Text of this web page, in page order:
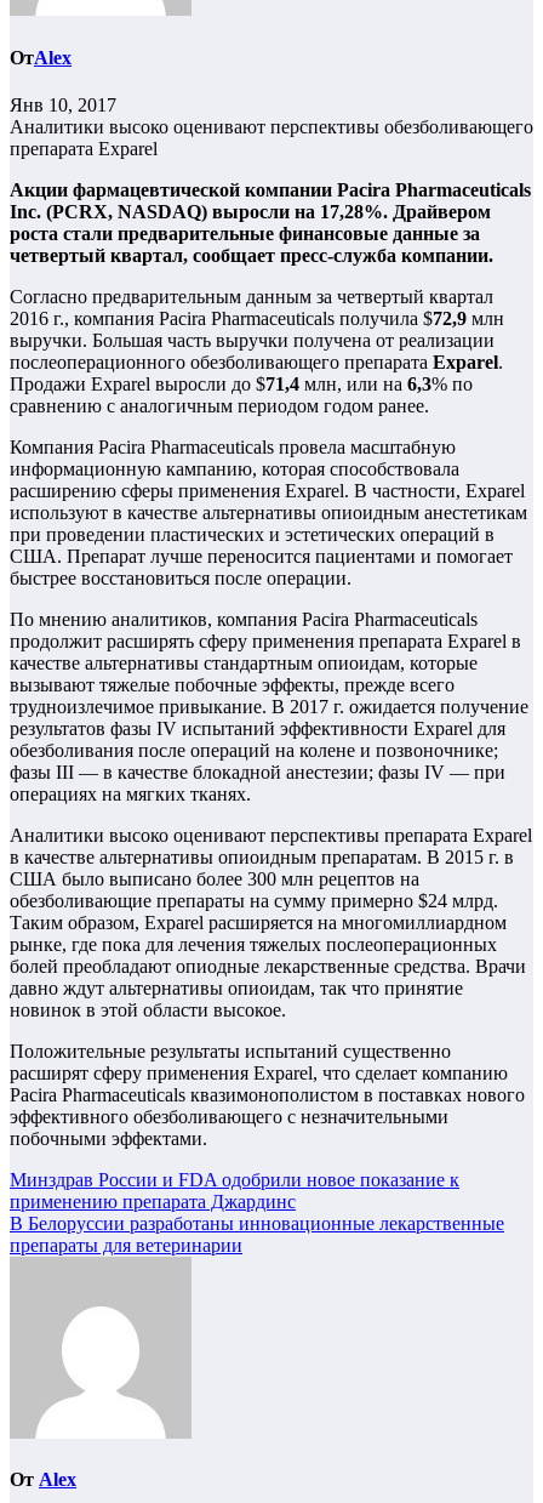
ОтAlex
Янв 10, 2017
Аналитики высоко оценивают перспективы обезболивающего
препарата Exparel
Акции фармацевтической компании Pacira Pharmaceuticals
Inc. (PCRX, NASDAQ) выросли на 17,28%. Драйвером
роста стали предварительные финансовые данные за
четвертый квартал, сообщает пресс-служба компании.
Согласно предварительным данным за четвертый квартал
2016 г., компания Pacira Pharmaceuticals получила $72,9 млн
выручки. Большая часть выручки получена от реализации
послеоперационного обезболивающего препарата Exparel.
Продажи Exparel выросли до $71,4 млн, или на 6,3% по
сравнению с аналогичным периодом годом ранее.
Компания Pacira Pharmaceuticals провела масштабную
информационную кампанию, которая способствовала
расширению сферы применения Exparel. В частности, Exparel
используют в качестве альтернативы опиоидным анестетикам
при проведении пластических и эстетических операций в
США. Препарат лучше переносится пациентами и помогает
быстрее восстановиться после операции.
По мнению аналитиков, компания Pacira Pharmaceuticals
продолжит расширять сферу применения препарата Exparel в
качестве альтернативы стандартным опиоидам, которые
вызывают тяжелые побочные эффекты, прежде всего
трудноизлечимое привыкание. В 2017 г. ожидается получение
результатов фазы IV испытаний эффективности Exparel для
обезболивания после операций на колене и позвоночнике;
фазы III — в качестве блокадной анестезии; фазы IV — при
операциях на мягких тканях.
Аналитики высоко оценивают перспективы препарата Exparel
в качестве альтернативы опиоидным препаратам. В 2015 г. в
США было выписано более 300 млн рецептов на
обезболивающие препараты на сумму примерно $24 млрд.
Таким образом, Exparel расширяется на многомиллиардном
рынке, где пока для лечения тяжелых послеоперационных
болей преобладают опиодные лекарственные средства. Врачи
давно ждут альтернативы опиоидам, так что принятие
новинок в этой области высокое.
Положительные результаты испытаний существенно
расширят сферу применения Exparel, что сделает компанию
Pacira Pharmaceuticals квазимонополистом в поставках нового
эффективного обезболивающего с незначительными
побочными эффектами.
Навигация
по
записям
Минздрав России и FDA одобрили новое показание к
применению препарата Джардинс
В Белоруссии разработаны инновационные лекарственные
препараты для ветеринарии
От Alex